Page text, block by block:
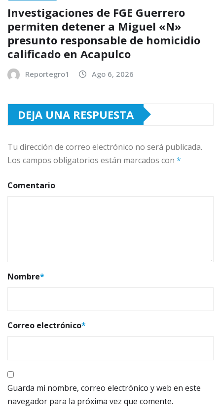
Investigaciones de FGE Guerrero
permiten detener a Miguel «N»
presunto responsable de homicidio
calificado en Acapulco
Reportegro1 Ago 6, 2026
DEJA UNA RESPUESTA
Tu dirección de correo electrónico no será publicada.
Los campos obligatorios están marcados con *
Comentario
Nombre*
Correo electrónico*
Guarda mi nombre, correo electrónico y web en este
navegador para la próxima vez que comente.